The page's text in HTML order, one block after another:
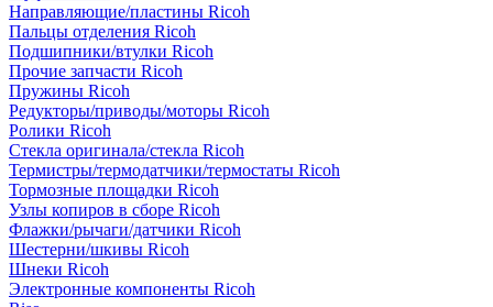
Направляющие/пластины Ricoh
Пальцы отделения Ricoh
Подшипники/втулки Ricoh
Прочие запчасти Ricoh
Пружины Ricoh
Редукторы/приводы/моторы Ricoh
Ролики Ricoh
Стекла оригинала/стекла Ricoh
Термистры/термодатчики/термостаты Ricoh
Тормозные площадки Ricoh
Узлы копиров в сборе Ricoh
Флажки/рычаги/датчики Ricoh
Шестерни/шкивы Ricoh
Шнеки Ricoh
Электронные компоненты Ricoh